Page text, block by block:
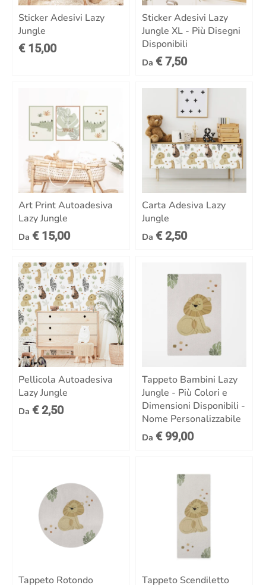
Sticker Adesivi Lazy
Jungle
€ 15,00
Sticker Adesivi Lazy
Jungle XL - Più Disegni
Disponibili
Da € 7,50
Art Print Autoadesiva
Lazy Jungle
Da € 15,00
Carta Adesiva Lazy
Jungle
Da € 2,50
Pellicola Autoadesiva
Lazy Jungle
Da € 2,50
Tappeto Bambini Lazy
Jungle - Più Colori e
Dimensioni Disponibili -
Nome Personalizzabile
Da € 99,00
Tappeto Rotondo Tappeto Scendiletto